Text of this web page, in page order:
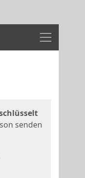
Menü
senden